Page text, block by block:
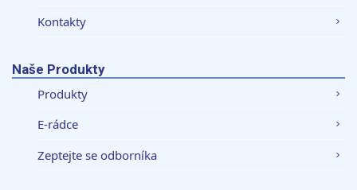
Kontakty
Naše Produkty
Produkty
E-rádce
Zeptejte se odborníka